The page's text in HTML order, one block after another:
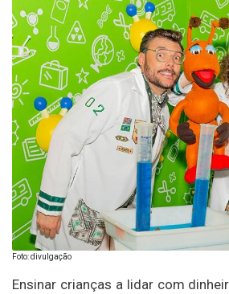
Foto: divulgação
Ensinar crianças a lidar com